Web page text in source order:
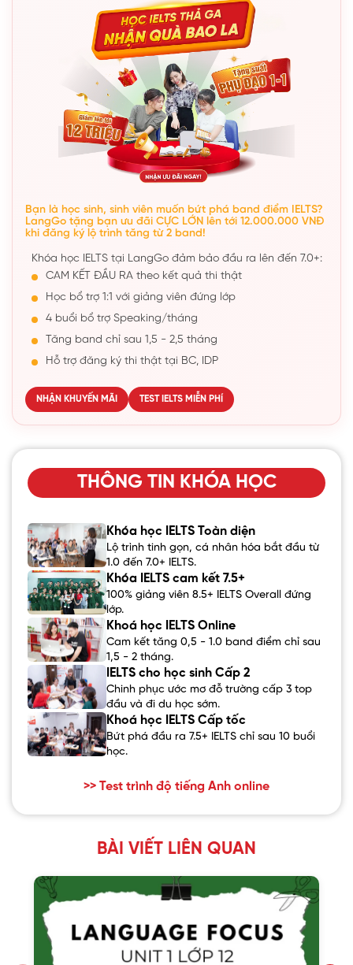
Bạn là học sinh, sinh viên muốn bứt phá band điểm IELTS?
LangGo tặng bạn ưu đãi CỰC LỚN lên tới 12.000.000 VNĐ
khi đăng ký lộ trình tăng từ 2 band!
Khóa học IELTS tại LangGo đảm bảo đầu ra lên đến 7.0+:
CAM KẾT ĐẦU RA theo kết quả thi thật
Học bổ trợ 1:1 với giảng viên đứng lớp
4 buổi bổ trợ Speaking/tháng
Tăng band chỉ sau 1,5 - 2,5 tháng
Hỗ trợ đăng ký thi thật tại BC, IDP
NHẬN KHUYẾN MÃI TEST IELTS MIỄN PHÍ
THÔNG TIN KHÓA HỌC
Khóa học IELTS Toàn diện
Lộ trình tinh gọn, cá nhân hóa bắt đầu từ
1.0 đến 7.0+ IELTS.
Khóa IELTS cam kết 7.5+
100% giảng viên 8.5+ IELTS Overall đứng
lớp.
Khoá học IELTS Online
Cam kết tăng 0,5 - 1.0 band điểm chỉ sau
1,5 - 2 tháng.
IELTS cho học sinh Cấp 2
Chinh phục ước mơ đỗ trường cấp 3 top
đầu và đi du học sớm.
Khoá học IELTS Cấp tốc
Bứt phá đầu ra 7.5+ IELTS chỉ sau 10 buổi
học.
>> Test trình độ tiếng Anh online
BÀI VIẾT LIÊN QUAN